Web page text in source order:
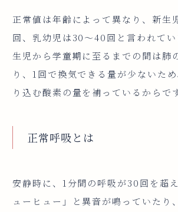
正常値は年齢によって異なり、新生
回、乳幼児は30～40回と言われて
生児から学童期に至るまでの間は肺
り、1回で換気できる量が少ないた
り込む酸素の量を補っているからです
正常呼吸とは
安静時に、1分間の呼吸が30回を超
ューヒュー」と異音が鳴っていたり